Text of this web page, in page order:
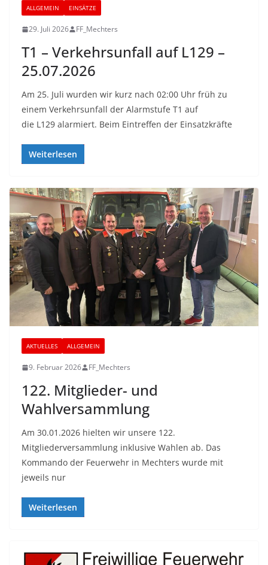
ALLGEMEIN EINSÄTZE
29. Juli 2026 FF_Mechters
T1 – Verkehrsunfall auf L129 –
25.07.2026
Am 25. Juli wurden wir kurz nach 02:00 Uhr früh zu
einem Verkehrsunfall der Alarmstufe T1 auf
die L129 alarmiert. Beim Eintreffen der Einsatzkräfte
Weiterlesen
AKTUELLES ALLGEMEIN
9. Februar 2026 FF_Mechters
122. Mitglieder- und
Wahlversammlung
Am 30.01.2026 hielten wir unsere 122.
Mitgliederversammlung inklusive Wahlen ab. Das
Kommando der Feuerwehr in Mechters wurde mit
jeweils nur
Weiterlesen